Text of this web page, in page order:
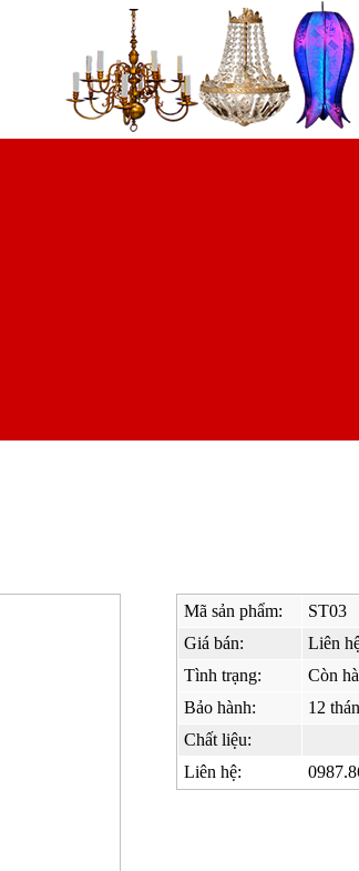
Mã sản phẩm:
ST03
Giá bán:
Liên
Tình trạng:
Còn
Bảo hành:
12
Chất liệu:
Liên hệ: